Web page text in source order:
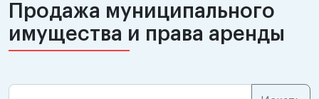
Продажа муниципального
имущества и права аренды